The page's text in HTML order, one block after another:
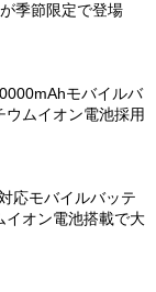
季節限定で登場
モバイルバ
ムイオン電池採用
応モバイルバッテ
オン電池搭載で大